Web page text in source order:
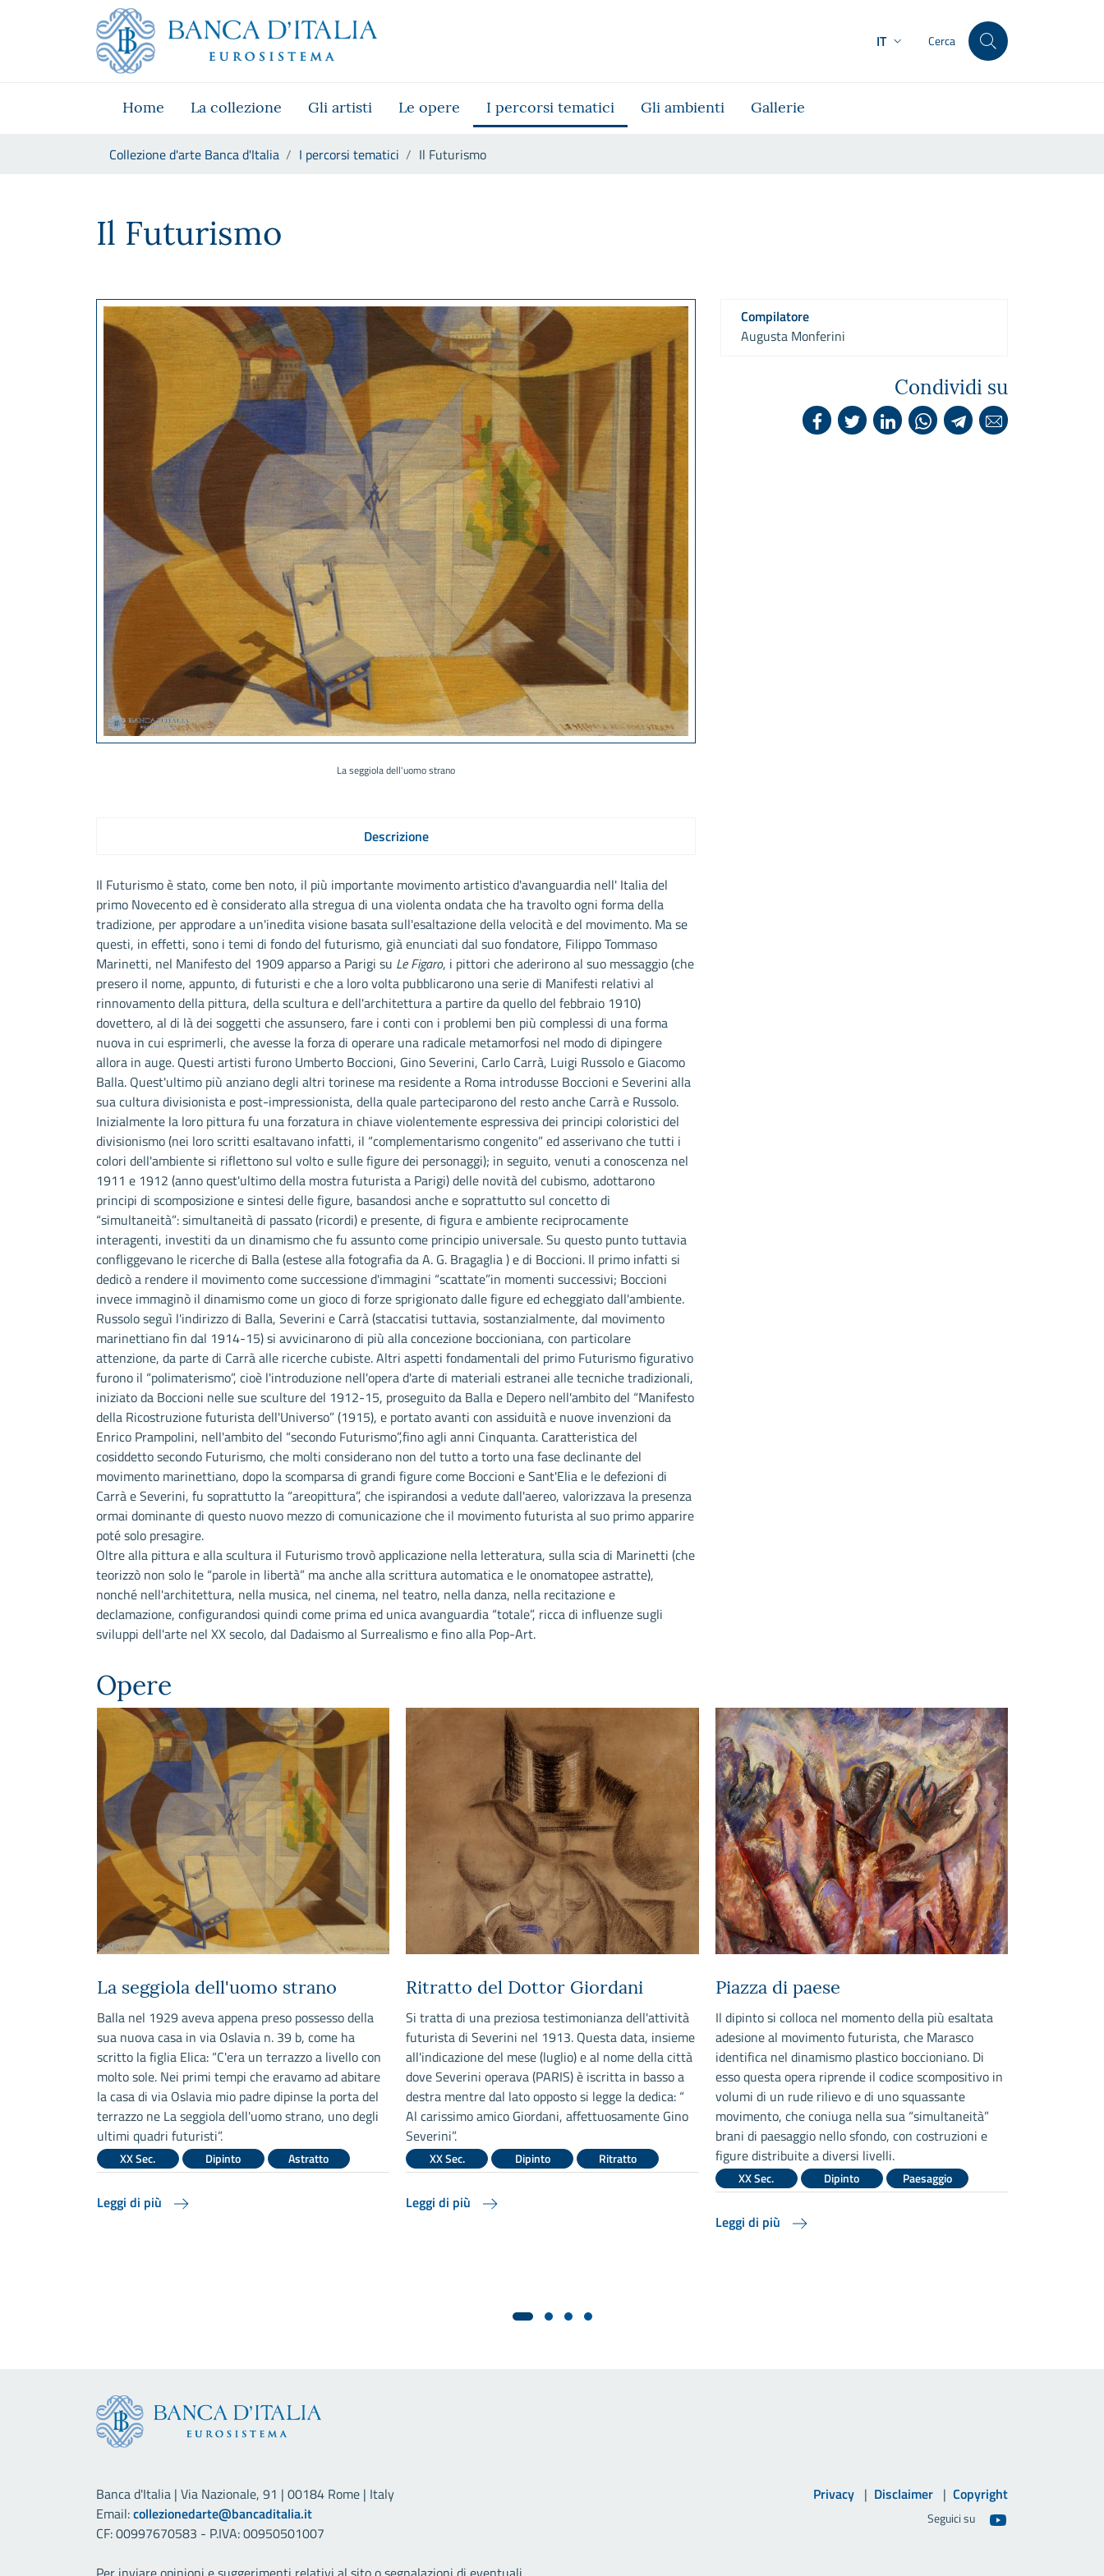
Skip to Main Content
Vai al sito istituzionale
Vai al menu di navigazione
Vai alla ricerca
Vai ai contenuti
IT Cerca
Home La collezione Gli artisti Le opere I percorsi tematici Gli ambienti Gallerie
Collezione d'arte Banca d'Italia I percorsi tematici Il Futurismo
Il Futurismo
La seggiola dell'uomo strano
Descrizione
Il Futurismo è stato, come ben noto, il più importante movimento artistico d'avanguardia nell' Italia del
primo Novecento ed è considerato alla stregua di una violenta ondata che ha travolto ogni forma della
tradizione, per approdare a un'inedita visione basata sull'esaltazione della velocità e del movimento. Ma se
questi, in effetti, sono i temi di fondo del futurismo, già enunciati dal suo fondatore, Filippo Tommaso
Marinetti, nel Manifesto del 1909 apparso a Parigi su Le Figaro, i pittori che aderirono al suo messaggio (che
presero il nome, appunto, di futuristi e che a loro volta pubblicarono una serie di Manifesti relativi al
rinnovamento della pittura, della scultura e dell'architettura a partire da quello del febbraio 1910)
dovettero, al di là dei soggetti che assunsero, fare i conti con i problemi ben più complessi di una forma
nuova in cui esprimerli, che avesse la forza di operare una radicale metamorfosi nel modo di dipingere
allora in auge. Questi artisti furono Umberto Boccioni, Gino Severini, Carlo Carrà, Luigi Russolo e Giacomo
Balla. Quest'ultimo più anziano degli altri torinese ma residente a Roma introdusse Boccioni e Severini alla
sua cultura divisionista e post-impressionista, della quale parteciparono del resto anche Carrà e Russolo.
Inizialmente la loro pittura fu una forzatura in chiave violentemente espressiva dei principi coloristici del
divisionismo (nei loro scritti esaltavano infatti, il “complementarismo congenito” ed asserivano che tutti i
colori dell'ambiente si riflettono sul volto e sulle figure dei personaggi); in seguito, venuti a conoscenza nel
1911 e 1912 (anno quest'ultimo della mostra futurista a Parigi) delle novità del cubismo, adottarono
principi di scomposizione e sintesi delle figure, basandosi anche e soprattutto sul concetto di
“simultaneità”: simultaneità di passato (ricordi) e presente, di figura e ambiente reciprocamente
interagenti, investiti da un dinamismo che fu assunto come principio universale. Su questo punto tuttavia
confliggevano le ricerche di Balla (estese alla fotografia da A. G. Bragaglia ) e di Boccioni. Il primo infatti si
dedicò a rendere il movimento come successione d'immagini “scattate”in momenti successivi; Boccioni
invece immaginò il dinamismo come un gioco di forze sprigionato dalle figure ed echeggiato dall'ambiente.
Russolo seguì l'indirizzo di Balla, Severini e Carrà (staccatisi tuttavia, sostanzialmente, dal movimento
marinettiano fin dal 1914-15) si avvicinarono di più alla concezione boccioniana, con particolare
attenzione, da parte di Carrà alle ricerche cubiste. Altri aspetti fondamentali del primo Futurismo figurativo
furono il “polimaterismo”, cioè l'introduzione nell'opera d'arte di materiali estranei alle tecniche tradizionali,
iniziato da Boccioni nelle sue sculture del 1912-15, proseguito da Balla e Depero nell'ambito del “Manifesto
della Ricostruzione futurista dell'Universo” (1915), e portato avanti con assiduità e nuove invenzioni da
Enrico Prampolini, nell'ambito del “secondo Futurismo”,fino agli anni Cinquanta. Caratteristica del
cosiddetto secondo Futurismo, che molti considerano non del tutto a torto una fase declinante del
movimento marinettiano, dopo la scomparsa di grandi figure come Boccioni e Sant'Elia e le defezioni di
Carrà e Severini, fu soprattutto la “areopittura”, che ispirandosi a vedute dall'aereo, valorizzava la presenza
ormai dominante di questo nuovo mezzo di comunicazione che il movimento futurista al suo primo apparire
poté solo presagire.
Oltre alla pittura e alla scultura il Futurismo trovò applicazione nella letteratura, sulla scia di Marinetti (che
teorizzò non solo le “parole in libertà” ma anche alla scrittura automatica e le onomatopee astratte),
nonché nell'architettura, nella musica, nel cinema, nel teatro, nella danza, nella recitazione e
declamazione, configurandosi quindi come prima ed unica avanguardia “totale”, ricca di influenze sugli
sviluppi dell'arte nel XX secolo, dal Dadaismo al Surrealismo e fino alla Pop-Art.
Compilatore
Augusta Monferini
Condividi su
Opere
La seggiola dell'uomo strano
Balla nel 1929 aveva appena preso possesso della
sua nuova casa in via Oslavia n. 39 b, come ha
scritto la figlia Elica: “C'era un terrazzo a livello con
molto sole. Nei primi tempi che eravamo ad abitare
la casa di via Oslavia mio padre dipinse la porta del
terrazzo ne La seggiola dell'uomo strano, uno degli
ultimi quadri futuristi”.
XX Sec. Dipinto Astratto
Leggi di più
Ritratto del Dottor Giordani
Si tratta di una preziosa testimonianza dell'attività
futurista di Severini nel 1913. Questa data, insieme
all'indicazione del mese (luglio) e al nome della città
dove Severini operava (PARIS) è iscritta in basso a
destra mentre dal lato opposto si legge la dedica: “
Al carissimo amico Giordani, affettuosamente Gino
Severini”.
XX Sec. Dipinto Ritratto
Leggi di più
Piazza di paese
Il dipinto si colloca nel momento della più esaltata
adesione al movimento futurista, che Marasco
identifica nel dinamismo plastico boccioniano. Di
esso questa opera riprende il codice scompositivo in
volumi di un rude rilievo e di uno squassante
movimento, che coniuga nella sua “simultaneità”
brani di paesaggio nello sfondo, con costruzioni e
figure distribuite a diversi livelli.
XX Sec. Dipinto Paesaggio
Leggi di più
Banca d'Italia | Via Nazionale, 91 | 00184 Rome | Italy
Email:collezionedarte@bancaditalia.it
CF: 00997670583 - P.IVA: 00950501007
Privacy Disclaimer Copyright
Seguici su